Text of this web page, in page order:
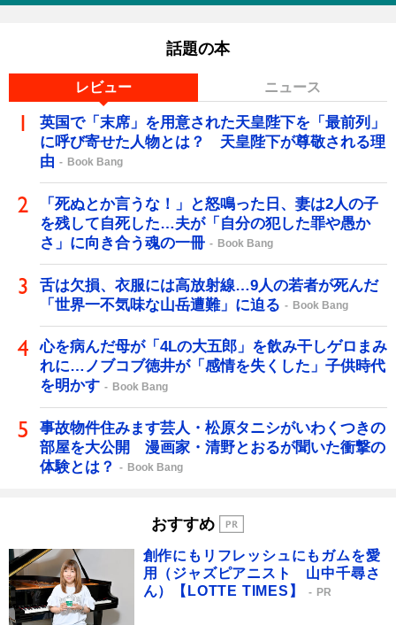
話題の本
レビュー ニュース
英国で「末席」を用意された天皇陛下を「最前列」
に呼び寄せた人物とは？ 天皇陛下が尊敬される理
由
Book Bang
「死ぬとか言うな！」と怒鳴った日、妻は2人の子
を残して自死した…夫が「自分の犯した罪や愚か
さ」に向き合う魂の一冊
Book Bang
舌は欠損、衣服には高放射線…9人の若者が死んだ
「世界一不気味な山岳遭難」に迫る
Book Bang
心を病んだ母が「4Lの大五郎」を飲み干しゲロまみ
れに…ノブコブ徳井が「感情を失くした」子供時代
を明かす
Book Bang
事故物件住みます芸人・松原タニシがいわくつきの
部屋を大公開 漫画家・清野とおるが聞いた衝撃の
体験とは？
Book Bang
おすすめ
創作にもリフレッシュにもガムを愛
用（ジャズピアニスト 山中千尋さ
ん）【LOTTE TIMES】
PR